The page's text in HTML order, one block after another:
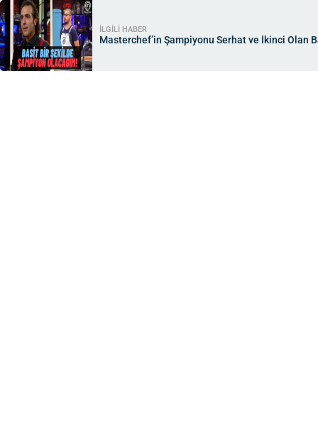
İLGİLİ HABER
Masterchef’in Şampiyonu Serhat ve İkinci Olan